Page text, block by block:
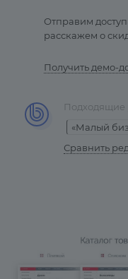
Отправим
расскажем о
Получить демо-
Подходящие
«Малый
Сравнить